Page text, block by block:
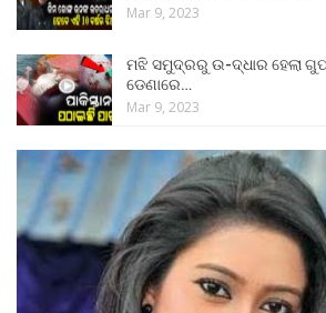
Mar 9, 2023
ମଝି ସମୁଦ୍ରରୁ ଉ-ଦ୍ଧାର ହେଲା
ଡେଣାରେ…
Mar 9, 2023